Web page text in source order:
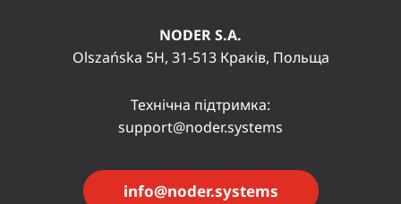
NODER S.A.
Olszańska 5H, 31-513 Краків, Польща
Технічна підтримка:
support@noder.systems
info@noder.systems